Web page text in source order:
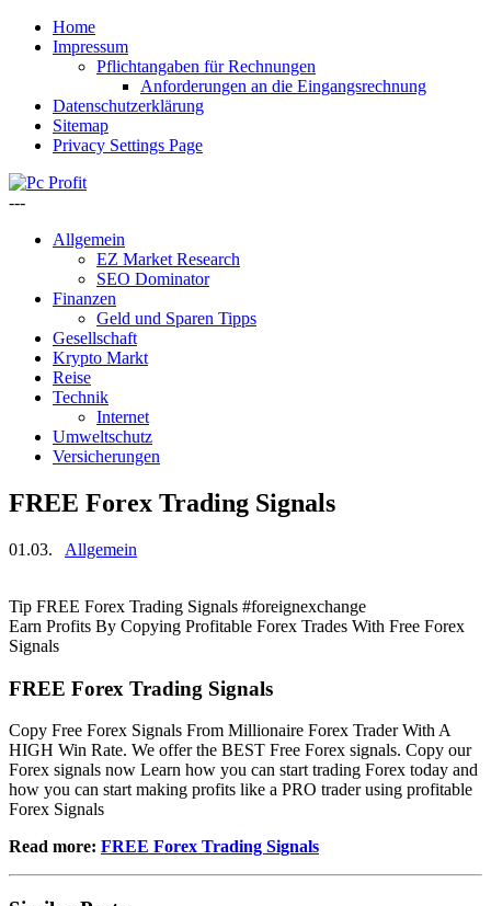
Home
Impressum
Pflichtangaben für Rechnungen
Anforderungen an die Eingangsrechnung
Datenschutzerklärung
Sitemap
Privacy Settings Page
---
Allgemein
EZ Market Research
SEO Dominator
Finanzen
Geld und Sparen Tipps
Gesellschaft
Krypto Markt
Reise
Technik
Internet
Umweltschutz
Versicherungen
FREE Forex Trading Signals
01.03. Allgemein
Tip FREE Forex Trading Signals #foreignexchange
Earn Profits By Copying Profitable Forex Trades With Free Forex
Signals
FREE Forex Trading Signals
Copy Free Forex Signals From Millionaire Forex Trader With A
HIGH Win Rate. We offer the BEST Free Forex signals. Copy our
Forex signals now Learn how you can start trading Forex today and
how you can start making profits like a PRO trader using profitable
Forex Signals
Read more: FREE Forex Trading Signals